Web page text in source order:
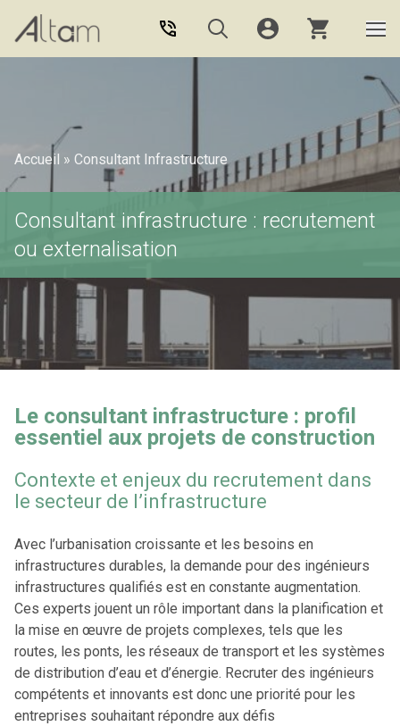
Aller au contenu principal
Accueil » Consultant Infrastructure
Consultant infrastructure : recrutement
ou externalisation
Le consultant infrastructure : profil
essentiel aux projets de construction
Contexte et enjeux du recrutement dans
le secteur de l’infrastructure
Avec l’urbanisation croissante et les besoins en
infrastructures durables, la demande pour des ingénieurs
infrastructures qualifiés est en constante augmentation.
Ces experts jouent un rôle important dans la planification et
la mise en œuvre de projets complexes, tels que les
routes, les ponts, les réseaux de transport et les systèmes
de distribution d’eau et d’énergie. Recruter des ingénieurs
compétents et innovants est donc une priorité pour les
entreprises souhaitant répondre aux défis